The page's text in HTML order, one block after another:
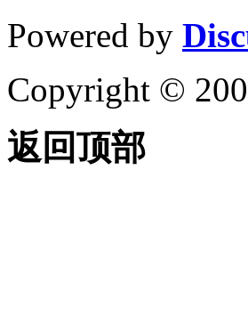
Powered by
Copyright ©
返回顶部